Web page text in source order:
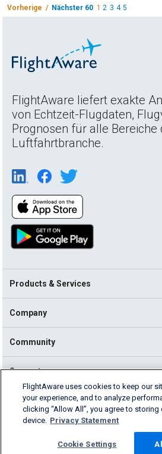
Vorherige / Nächster 60 12 3 4 5
FlightAware liefert exakte
von Echtzeit-Flugdaten,
Prognosen für alle Bereiche
Luftfahrtbranche.
Products & Services
Company
Community
Support
English (USA)
2026 FlightAware
Cookie Settings
FlightAware uses cookies to keep our
your experience, and to analyze
clicking “Allow All”, you agree to
device. Privacy Statement
Cookie Settings